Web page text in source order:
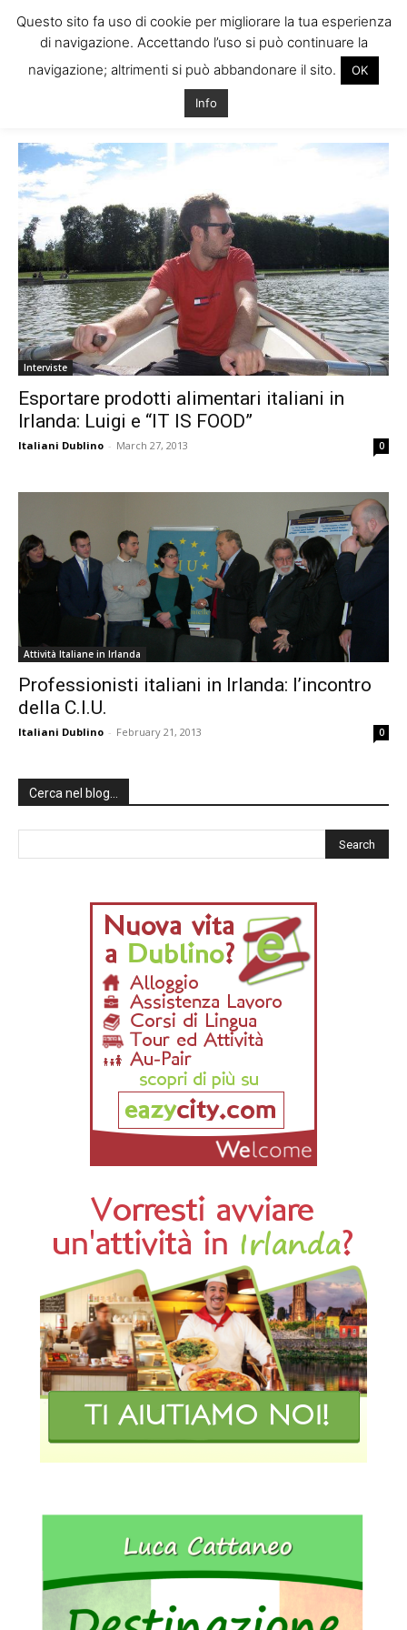
Tag: imprenditori italiani irlanda
Interviste
Esportare prodotti alimentari italiani in
Irlanda: Luigi e “IT IS FOOD”
Italiani Dublino - March 27, 2013 0
Attività Italiane in Irlanda
Professionisti italiani in Irlanda: l’incontro
della C.I.U.
Italiani Dublino - February 21, 2013 0
Cerca nel blog…
Questo sito fa uso di cookie per migliorare la tua esperienza
di navigazione. Accettando l’uso si può continuare la
navigazione; altrimenti si può abbandonare il sito.
OK
Info